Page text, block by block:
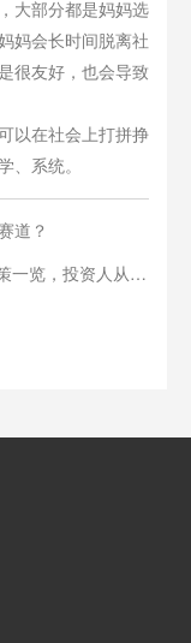
大部分都是妈妈选
妈会长时间脱离社
很友好，也会导致
以在社会上打拼挣
、系统。
道？
一览，投资人从业